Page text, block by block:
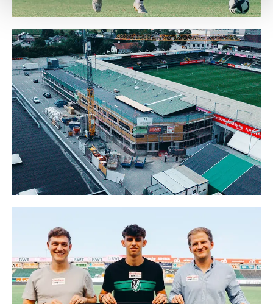
Weitere Details, insbesondere zu Speicherdauer und
Empfänger entnehmen Sie unserer
Datenschutzerklärung.